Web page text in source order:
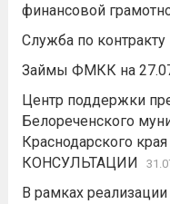
финансовой
Служба по контракту
Займы ФМКК на
Центр поддержки
Белореченского
Краснодарского
КОНСУЛЬТАЦИИ
В рамках